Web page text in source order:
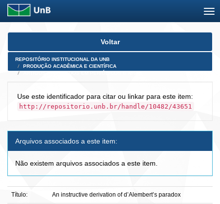
Skip
Voltar
REPOSITÓRIO INSTITUCIONAL DA UNB
PRODUÇÃO ACADÊMICA E CIENTÍFICA
Use este identificador para citar ou linkar para este item:
http://repositorio.unb.br/handle/10482/43651
Arquivos associados a este item:
Não existem arquivos associados a este item.
Título: An instructive derivation of d’Alembert’s paradox